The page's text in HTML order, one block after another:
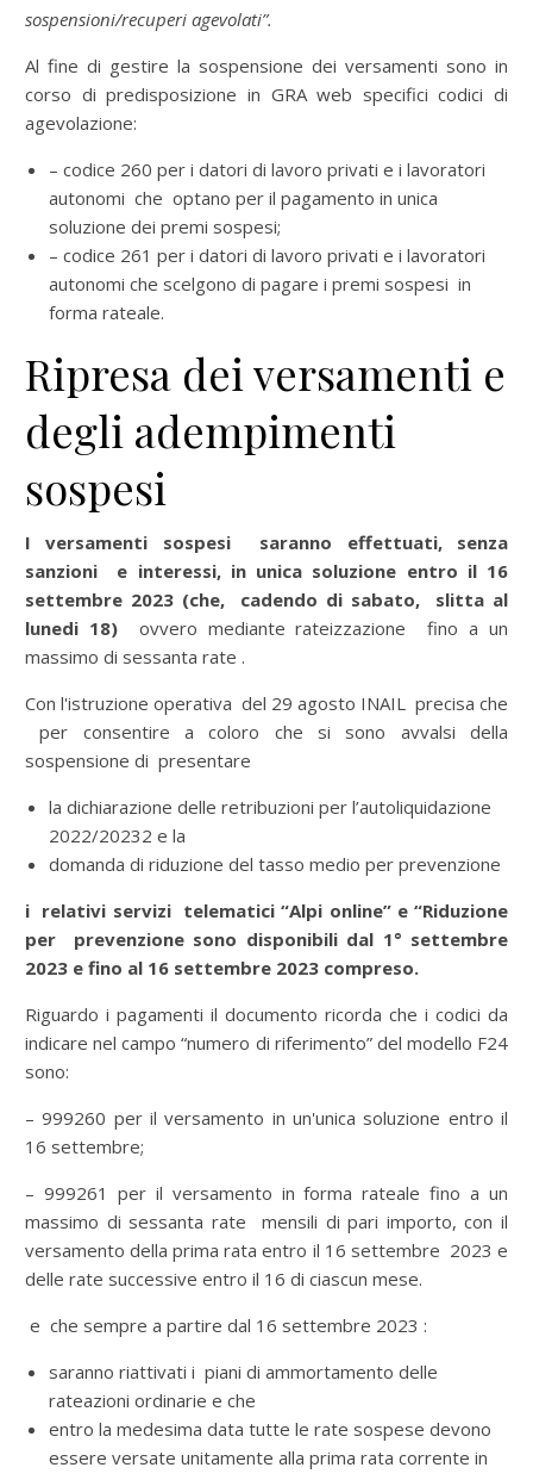
sospensioni/recuperi agevolati”.
Al fine di gestire la sospensione dei versamenti sono in
corso di predisposizione in GRA web specifici codici di
agevolazione:
– codice 260 per i datori di lavoro privati e i lavoratori
autonomi che optano per il pagamento in unica
soluzione dei premi sospesi;
– codice 261 per i datori di lavoro privati e i lavoratori
autonomi che scelgono di pagare i premi sospesi in
forma rateale.
Ripresa dei versamenti e
degli adempimenti
sospesi
I versamenti sospesi saranno effettuati, senza
sanzioni e interessi, in unica soluzione entro il 16
settembre 2023 (che, cadendo di sabato, slitta al
lunedi 18)
ovvero mediante rateizzazione fino a un
massimo di sessanta rate .
Con l'istruzione operativa del 29 agosto INAIL precisa che
per consentire a coloro che si sono avvalsi della
sospensione di presentare
la dichiarazione delle retribuzioni per l’autoliquidazione
2022/20232 e la
domanda di riduzione del tasso medio per prevenzione
i relativi servizi telematici “Alpi online” e “Riduzione
per prevenzione sono disponibili dal 1° settembre
2023 e fino al 16 settembre 2023 compreso.
Riguardo i pagamenti il documento ricorda che i codici da
indicare nel campo “numero di riferimento” del modello F24
sono:
– 999260 per il versamento in un'unica soluzione entro il
16 settembre;
– 999261 per il versamento in forma rateale fino a un
massimo di sessanta rate mensili di pari importo, con il
versamento della prima rata entro il 16 settembre 2023 e
delle rate successive entro il 16 di ciascun mese.
e che sempre a partire dal 16 settembre 2023 :
saranno riattivati i piani di ammortamento delle
rateazioni ordinarie e che
entro la medesima data tutte le rate sospese devono
essere versate unitamente alla prima rata corrente in